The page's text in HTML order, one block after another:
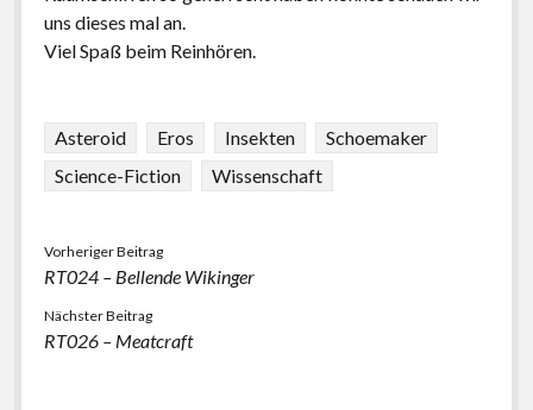
uns dieses mal an.
Viel Spaß beim Reinhören.
Asteroid Eros Insekten
Schoemaker
Science-Fiction
Wissenschaft
Vorheriger Beitrag
RT024 – Bellende Wikinger
Nächster Beitrag
RT026 – Meatcraft